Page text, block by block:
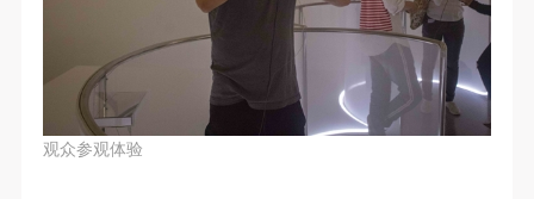
观众参观体验